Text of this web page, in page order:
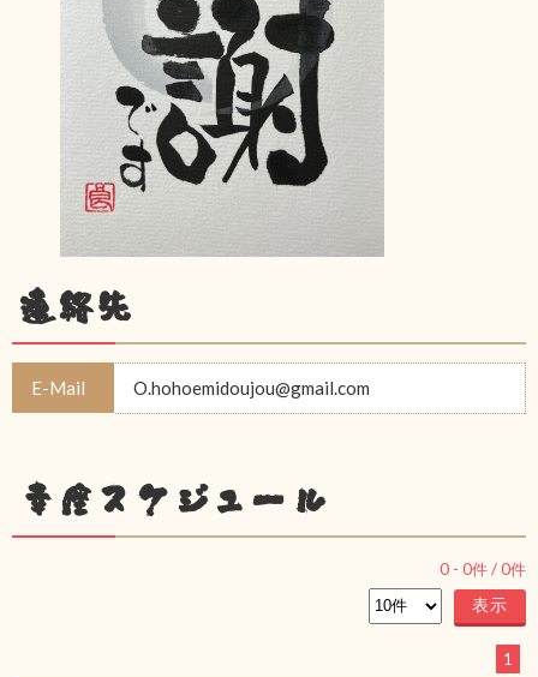
連絡先
E-Mail O.hohoemidoujou@gmail.com
幸座スケジュール
0 - 0件 /0件
1